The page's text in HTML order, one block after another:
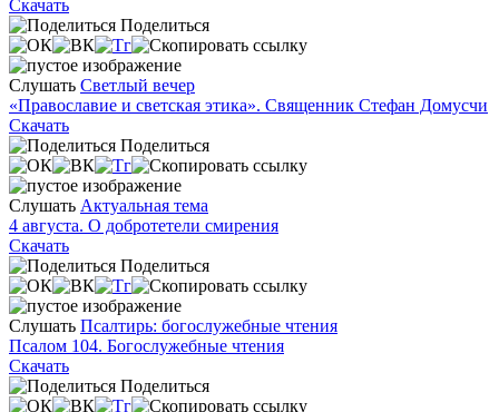
Скачать
Поделиться
Слушать Светлый вечер
«Православие и светская этика». Священник Стефан Домусчи
Скачать
Поделиться
Слушать Актуальная тема
4 августа. О добротетели смирения
Скачать
Поделиться
Слушать Псалтирь: богослужебные чтения
Псалом 104. Богослужебные чтения
Скачать
Поделиться